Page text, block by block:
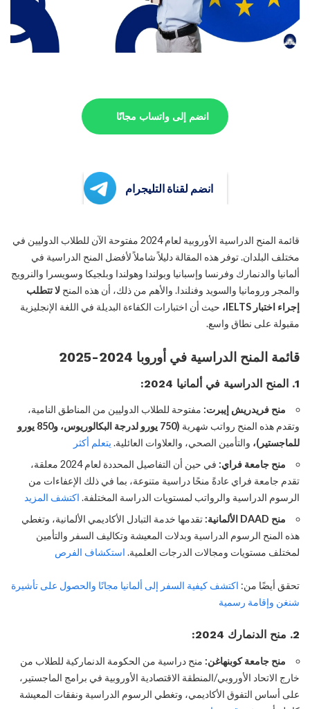
انضم إلى واتساب مجانًا
انضم لقناة التليجرام
قائمة المنح الدراسية الأوروبية لعام 2024 مفتوحة الآن للطلاب الدوليين في
مختلف البلدان. توفر هذه المقالة دليلاً شاملاً لأفضل المنح الدراسية في
ألمانيا والدنمارك وفرنسا وإسبانيا وبولندا وهولندا وبلجيكا وسويسرا والنرويج
والمجر ورومانيا والسويد وفنلندا. والأهم من ذلك، أن هذه المنح لا تتطلب
إجراء اختبار IELTS،
حيث أن اختبارات الكفاءة البديلة في اللغة الإنجليزية
مقبولة على نطاق واسع.
قائمة المنح الدراسية في أوروبا 2024-2025
1. المنح الدراسية في ألمانيا 2024:
منح فريدريش إيبرت: مفتوحة للطلاب الدوليين من المناطق النامية،
وتقدم هذه المنح رواتب شهرية
(750 يورو لدرجة البكالوريوس، و850 يورو
للماجستير)، والتأمين الصحي، والعلاوات العائلية. يتعلم أكثر
منح جامعة فراي:
في حين أن التفاصيل المحددة لعام 2024 معلقة،
تقدم جامعة فراي عادةً منحًا دراسية متنوعة، بما في ذلك الإعفاءات من
الرسوم الدراسية والرواتب لمستويات الدراسة المختلفة. اكتشف المزيد
منح DAAD الألمانية:
تقدمها خدمة التبادل الأكاديمي الألمانية، وتغطي
هذه المنح الرسوم الدراسية وبدلات المعيشة وتكاليف السفر والتأمين
لمختلف مستويات ومجالات الدرجات العلمية. استكشاف الفرص
تحقق أيضًا من: اكتشف كيفية السفر إلى ألمانيا مجانًا والحصول على تأشيرة
شنغن وإقامة رسمية
2. منح الدنمارك 2024:
منح جامعة كوبنهاغن: منح دراسية من الحكومة الدنماركية للطلاب من
خارج الاتحاد الأوروبي/المنطقة الاقتصادية الأوروبية في برامج الماجستير،
على أساس التفوق الأكاديمي، وتغطي الرسوم الدراسية ونفقات المعيشة